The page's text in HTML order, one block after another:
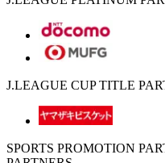
J.LEAGUE CUP TITLE
SPORTS PROMOTION